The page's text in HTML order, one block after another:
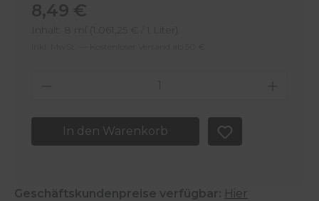
Regulärer Preis:
8,49 €
Inhalt: 8 ml (1.061,25 € / 1 Liter)
Produkt Anzahl: Gib den
In den Warenkorb
Geschäftskundenpreise verfügbar: Hier